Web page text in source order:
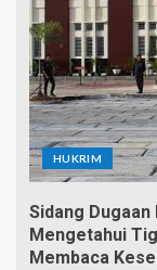
HUKRIM
Sidang
Mengetahui
Membaca